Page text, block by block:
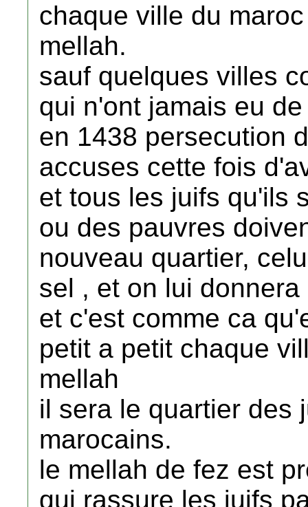
chaque ville du
mellah.
sauf quelques villes
qui n'ont jamais eu
en 1438 persecution
accuses cette fois
et tous les juifs qu'ils
ou des pauvres
nouveau quartier,
sel , et on lui
et c'est comme ca
petit a petit chaque
mellah
il sera le quartier des
marocains.
le mellah de fez est
qui rassure les juifs